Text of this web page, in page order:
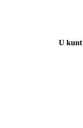
U kunt